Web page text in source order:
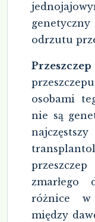
odrzutu
osobami
nie są
zmarłego
różnice w
między